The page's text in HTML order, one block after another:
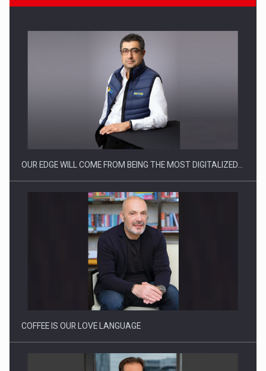
CEO Conference - Shaping The Future - Technology and…
Webinar - Business Evolution-RETHINK STRATEGY-Finantare
Investitii Digitalizare
OUR EDGE WILL COME FROM BEING THE MOST DIGITALIZED…
COFFEE IS OUR LOVE LANGUAGE